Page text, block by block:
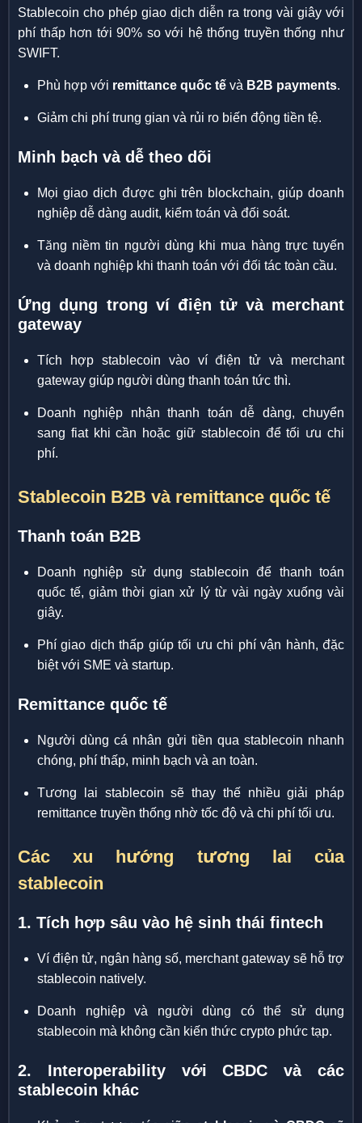
Stablecoin cho phép giao dịch diễn ra trong vài giây với
phí thấp hơn tới 90% so với hệ thống truyền thống như
SWIFT.
Phù hợp với remittance quốc tế và B2B payments.
Giảm chi phí trung gian và rủi ro biến động tiền tệ.
Minh bạch và dễ theo dõi
Mọi giao dịch được ghi trên blockchain, giúp doanh
nghiệp dễ dàng audit, kiểm toán và đối soát.
Tăng niềm tin người dùng khi mua hàng trực tuyến
và doanh nghiệp khi thanh toán với đối tác toàn cầu.
Ứng dụng trong ví điện tử và merchant
gateway
Tích hợp stablecoin vào ví điện tử và merchant
gateway giúp người dùng thanh toán tức thì.
Doanh nghiệp nhận thanh toán dễ dàng, chuyển
sang fiat khi cần hoặc giữ stablecoin để tối ưu chi
phí.
Stablecoin B2B và remittance quốc tế
Thanh toán B2B
Doanh nghiệp sử dụng stablecoin để thanh toán
quốc tế, giảm thời gian xử lý từ vài ngày xuống vài
giây.
Phí giao dịch thấp giúp tối ưu chi phí vận hành, đặc
biệt với SME và startup.
Remittance quốc tế
Người dùng cá nhân gửi tiền qua stablecoin nhanh
chóng, phí thấp, minh bạch và an toàn.
Tương lai stablecoin sẽ thay thế nhiều giải pháp
remittance truyền thống nhờ tốc độ và chi phí tối ưu.
Các xu hướng tương lai của
stablecoin
1. Tích hợp sâu vào hệ sinh thái fintech
Ví điện tử, ngân hàng số, merchant gateway sẽ hỗ trợ
stablecoin natively.
Doanh nghiệp và người dùng có thể sử dụng
stablecoin mà không cần kiến thức crypto phức tạp.
2. Interoperability với CBDC và các
stablecoin khác